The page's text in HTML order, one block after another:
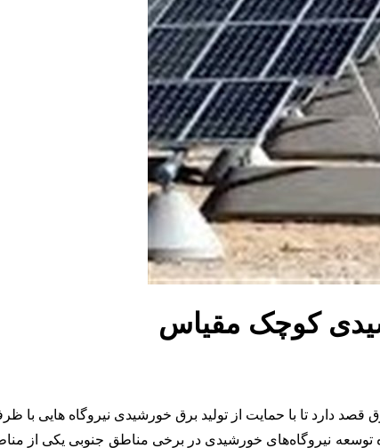
کوچک مقیاس
تولید برق خورشیدی نیروگاه هایی با ظرفیت ۱۰۰ الی ۱۰۰۰ کیلووات احداث یا توسعه
نیروگاه‌های خورشیدی در برخی مناطق جنوبی یکی از